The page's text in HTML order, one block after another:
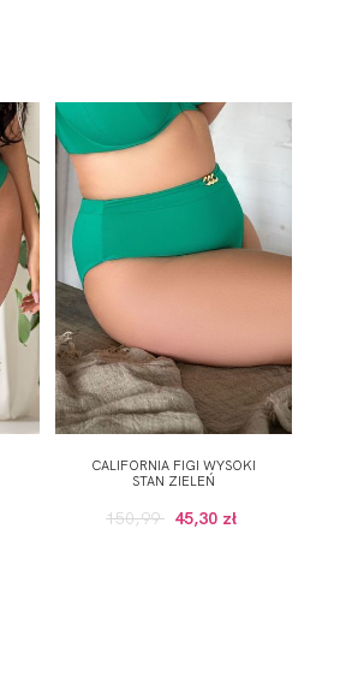
CALIFORNIA FIGI WYSOKI
STAN ZIELEŃ
150,99 45,30 zł